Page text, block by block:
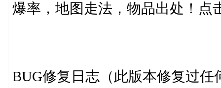
爆率，地图走法，物品出处！点
BUG修复日志（此版本修